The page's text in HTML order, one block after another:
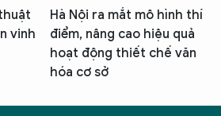
vinh
Hà Nội ra mắt mô hình thí
điểm, nâng cao hiệu quả
hoạt động thiết chế văn
hóa cơ sở